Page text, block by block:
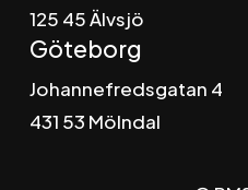
125 45 Älvsjö
Göteborg
Johannefredsgatan 4
431 53 Mölndal